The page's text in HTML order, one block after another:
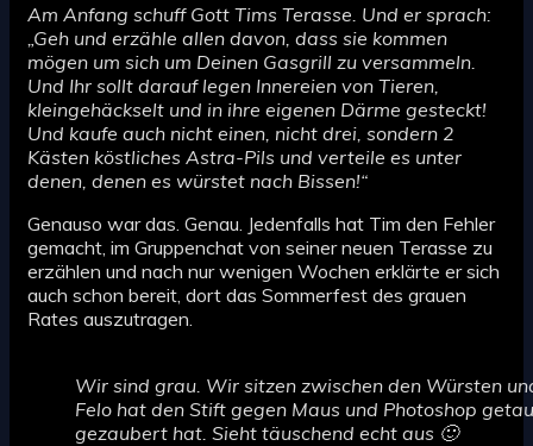
Am Anfang schuff Gott Tims Terasse. Und er sprach:
„Geh und erzähle allen davon, dass sie kommen
mögen um sich um Deinen Gasgrill zu versammeln.
Und Ihr sollt darauf legen Innereien von Tieren,
kleingehäckselt und in ihre eigenen Därme gesteckt!
Und kaufe auch nicht einen, nicht drei, sondern 2
Kästen köstliches Astra-Pils und verteile es unter
denen, denen es würstet nach Bissen!“
Genauso war das. Genau. Jedenfalls hat Tim den Fehler
gemacht, im Gruppenchat von seiner neuen Terasse zu
erzählen und nach nur wenigen Wochen erklärte er sich
auch schon bereit, dort das Sommerfest des grauen
Rates auszutragen.
Wir sind grau. Wir sitzen zwischen den Würsten
Felo hat den Stift gegen Maus und Photoshop
gezaubert hat. Sieht täuschend echt aus 🙂